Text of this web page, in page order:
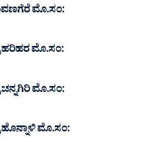
ಮೊ.ಸಂ:
ಹರಿಹರ ಮೊ.ಸಂ:
ಚನ್ನಗಿರಿ ಮೊ.ಸಂ:
ಹೊನ್ನಾಳಿ ಮೊ.ಸಂ: